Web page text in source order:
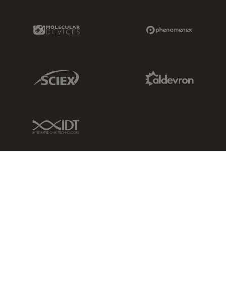
Molecular Devices Link
Sciex Link
IDT Link